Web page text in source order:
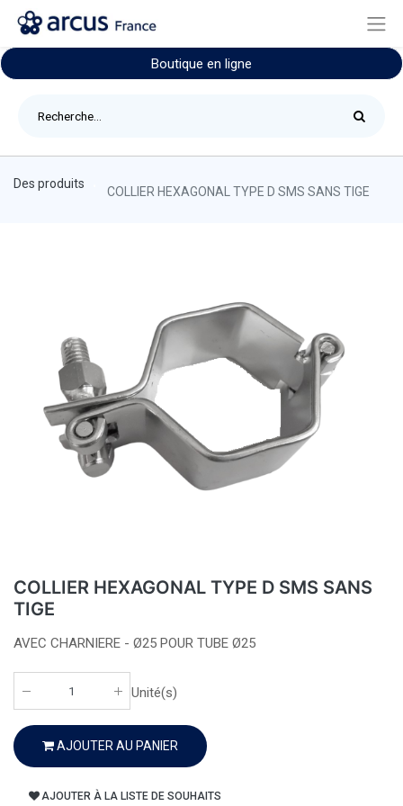
Boutique en ligne
Des produits
COLLIER HEXAGONAL TYPE D SMS SANS TIGE
COLLIER HEXAGONAL TYPE D SMS SANS
TIGE
AVEC CHARNIERE - Ø25 POUR TUBE Ø25
Unité(s)
AJOUTER AU PANIER
AJOUTER À LA LISTE DE SOUHAITS